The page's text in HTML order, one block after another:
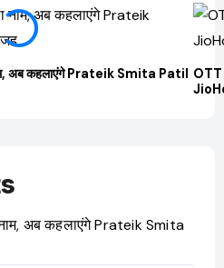
अब कहलाएंगे Prateik Smita Patil
अब कहलाएंगे Prateik Smita